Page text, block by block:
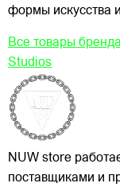
формы искусства
Все товары бренда
Studios
NUW store
поставщиками и